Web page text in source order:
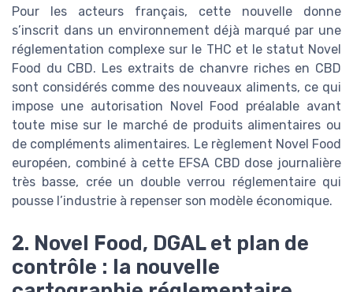
Pour les acteurs français, cette nouvelle donne
s’inscrit dans un environnement déjà marqué par une
réglementation complexe sur le THC et le statut Novel
Food du CBD. Les extraits de chanvre riches en CBD
sont considérés comme des nouveaux aliments, ce qui
impose une autorisation Novel Food préalable avant
toute mise sur le marché de produits alimentaires ou
de compléments alimentaires. Le règlement Novel Food
européen, combiné à cette EFSA CBD dose journalière
très basse, crée un double verrou réglementaire qui
pousse l’industrie à repenser son modèle économique.
2. Novel Food, DGAL et plan de
contrôle : la nouvelle